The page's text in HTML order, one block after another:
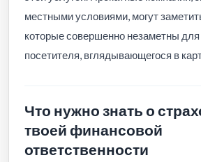
местными условиями, могут
которые совершенно незаметны для
посетителя, вглядывающегося в
Что нужно знать о
твоей финансовой
ответственности